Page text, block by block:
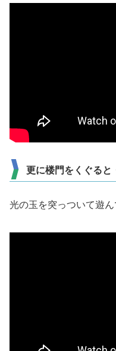
更に楼門をくぐると
光の玉を突っついて遊ん